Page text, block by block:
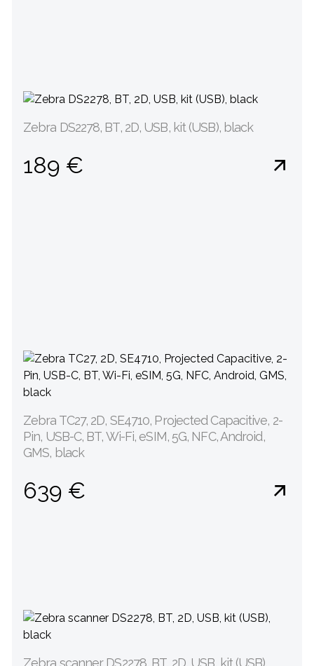
Zebra DS2278, BT, 2D, USB, kit (USB), black
189 €
Zebra TC27, 2D, SE4710, Projected Capacitive, 2-
Pin, USB-C, BT, Wi-Fi, eSIM, 5G, NFC, Android,
GMS, black
639 €
Zebra scanner DS2278, BT, 2D, USB, kit (USB),